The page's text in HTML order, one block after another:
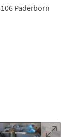
Paderborn